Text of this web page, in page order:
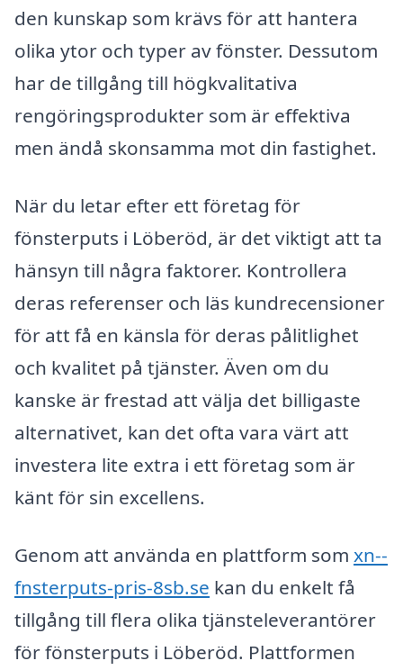
den kunskap som krävs för att hantera
olika ytor och typer av fönster. Dessutom
har de tillgång till högkvalitativa
rengöringsprodukter som är effektiva
men ändå skonsamma mot din fastighet.
När du letar efter ett företag för
fönsterputs i Löberöd, är det viktigt att ta
hänsyn till några faktorer. Kontrollera
deras referenser och läs kundrecensioner
för att få en känsla för deras pålitlighet
och kvalitet på tjänster. Även om du
kanske är frestad att välja det billigaste
alternativet, kan det ofta vara värt att
investera lite extra i ett företag som är
känt för sin excellens.
Genom att använda en plattform som xn--
fnsterputs-pris-8sb.se kan du enkelt få
tillgång till flera olika tjänsteleverantörer
för fönsterputs i Löberöd. Plattformen